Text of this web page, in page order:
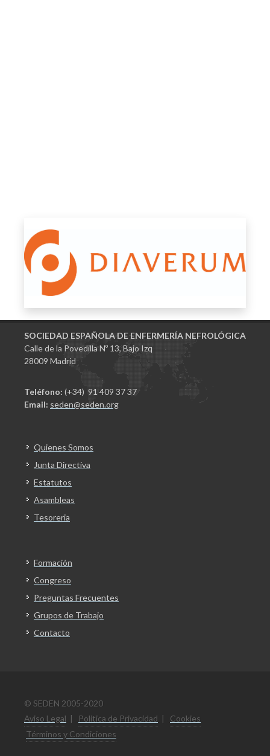
SOCIEDAD ESPAÑOLA DE ENFERMERÍA NEFROLÓGICA
Calle de la Povedilla Nº 13, Bajo Izq
28009 Madrid
Teléfono: (+34) 91 409 37 37
Email: seden@seden.org
Quienes Somos
Junta Directiva
Estatutos
Asambleas
Tesoreria
Formación
Congreso
Preguntas Frecuentes
Grupos de Trabajo
Contacto
© SEDEN 2005-2020
Aviso Legal | Politica de Privacidad |
Cookies
Términos y Condiciones